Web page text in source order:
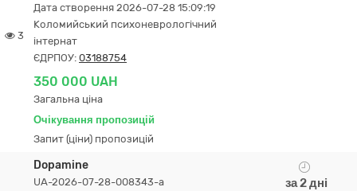
3
Дата створення 2026-07-28 15:09:19
Коломийський психоневрологічний
інтернат
ЄДРПОУ: 03188754
350 000 UAH
Загальна ціна
Очікування пропозицій
Запит (ціни) пропозицій
Dopamine
UA-2026-07-28-008343-a
за 2 дні